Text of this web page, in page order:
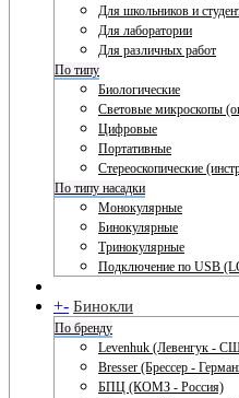
Для школьников и
Для лаборатории
Для различных работ
По типу
Биологические
Световые микроскопы
Цифровые
Портативные
Стереоскопические
По типу насадки
Монокулярные
Бинокулярные
Тринокулярные
Подключение по USB
+- Бинокли
По бренду
Levenhuk (Левенгук -
Bresser (Брессер -
БПЦ (КОМЗ - Россия)